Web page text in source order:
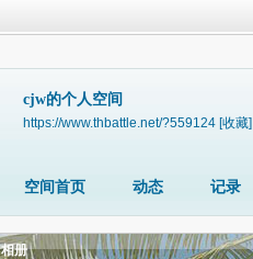
cjw的个人空间
https://www.thbattle.net/?559124 [收藏]
空间首页 动态 记录
相册